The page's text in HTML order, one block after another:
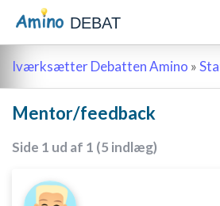
DEBAT
Iværksætter Debatten Amino »
Mentor/feedback
Side 1 ud af 1 (5 indlæg)